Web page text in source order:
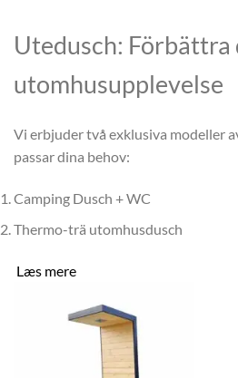
Utedusch: Förbättra
utomhusupplevelse
Vi erbjuder två exklusiva modeller
passar dina behov:
Camping Dusch + WC
Thermo-trä utomhusdusch
Læs mere